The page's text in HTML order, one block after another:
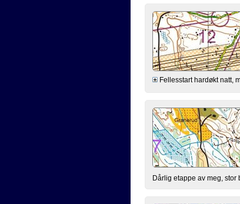
Fellesstart hardøkt natt,
Dårlig etappe av meg, stor